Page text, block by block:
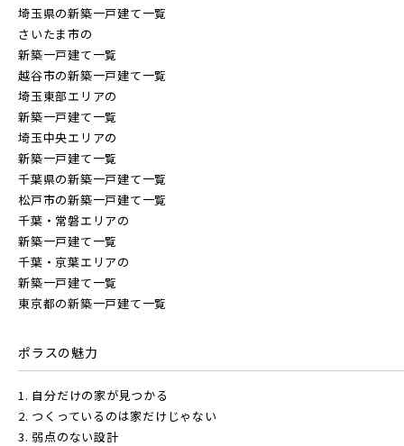
西武線
西武池袋線
西武新宿線
西武有楽町線
西武豊島線
その他鉄道
守谷市(0) 松戸市(4)
柏市(3)
東京都(7)
練馬区(2)
江戸川区(1)
東久留米市(2)
駅から探す
JR
地図から探す
埼玉県の新築一戸建て一覧
さいたま市の
新築一戸建て一覧
越谷市の新築一戸建て一覧
埼玉東部エリアの
新築一戸建て一覧
埼玉中央エリアの
新築一戸建て一覧
千葉県の新築一戸建て一覧
松戸市の新築一戸建て一覧
千葉・常磐エリアの
新築一戸建て一覧
千葉・京葉エリアの
新築一戸建て一覧
東京都の新築一戸建て一覧
ポラスの魅力
1. 自分だけの家が見つかる
2. つくっているのは家だけじゃない
3. 弱点のない設計